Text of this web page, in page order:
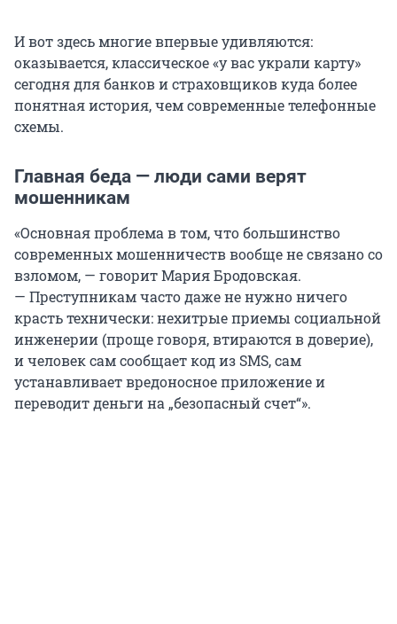
И вот здесь многие впервые удивляются:
оказывается, классическое «у вас украли карту»
сегодня для банков и страховщиков куда более
понятная история, чем современные телефонные
схемы.
Главная беда — люди сами верят
мошенникам
«Основная проблема в том, что большинство
современных мошенничеств вообще не связано со
взломом, — говорит Мария Бродовская.
— Преступникам часто даже не нужно ничего
красть технически: нехитрые приемы социальной
инженерии (проще говоря, втираются в доверие),
и человек сам сообщает код из SMS, сам
устанавливает вредоносное приложение и
переводит деньги на „безопасный счет“».